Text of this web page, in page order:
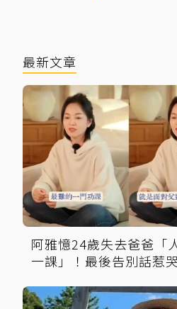
最新文章
阿雅憶24歲失去爸爸「
一課」！最後告別話惹